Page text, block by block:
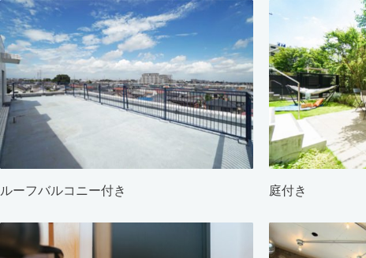
ルーフバルコニー付き 庭付き